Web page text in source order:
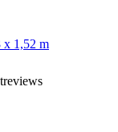
x 1,52 m